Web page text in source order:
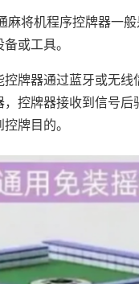
麻将机程序控牌器一
或工具。
牌器通过蓝牙或无
控牌器接收到信号
牌目的。